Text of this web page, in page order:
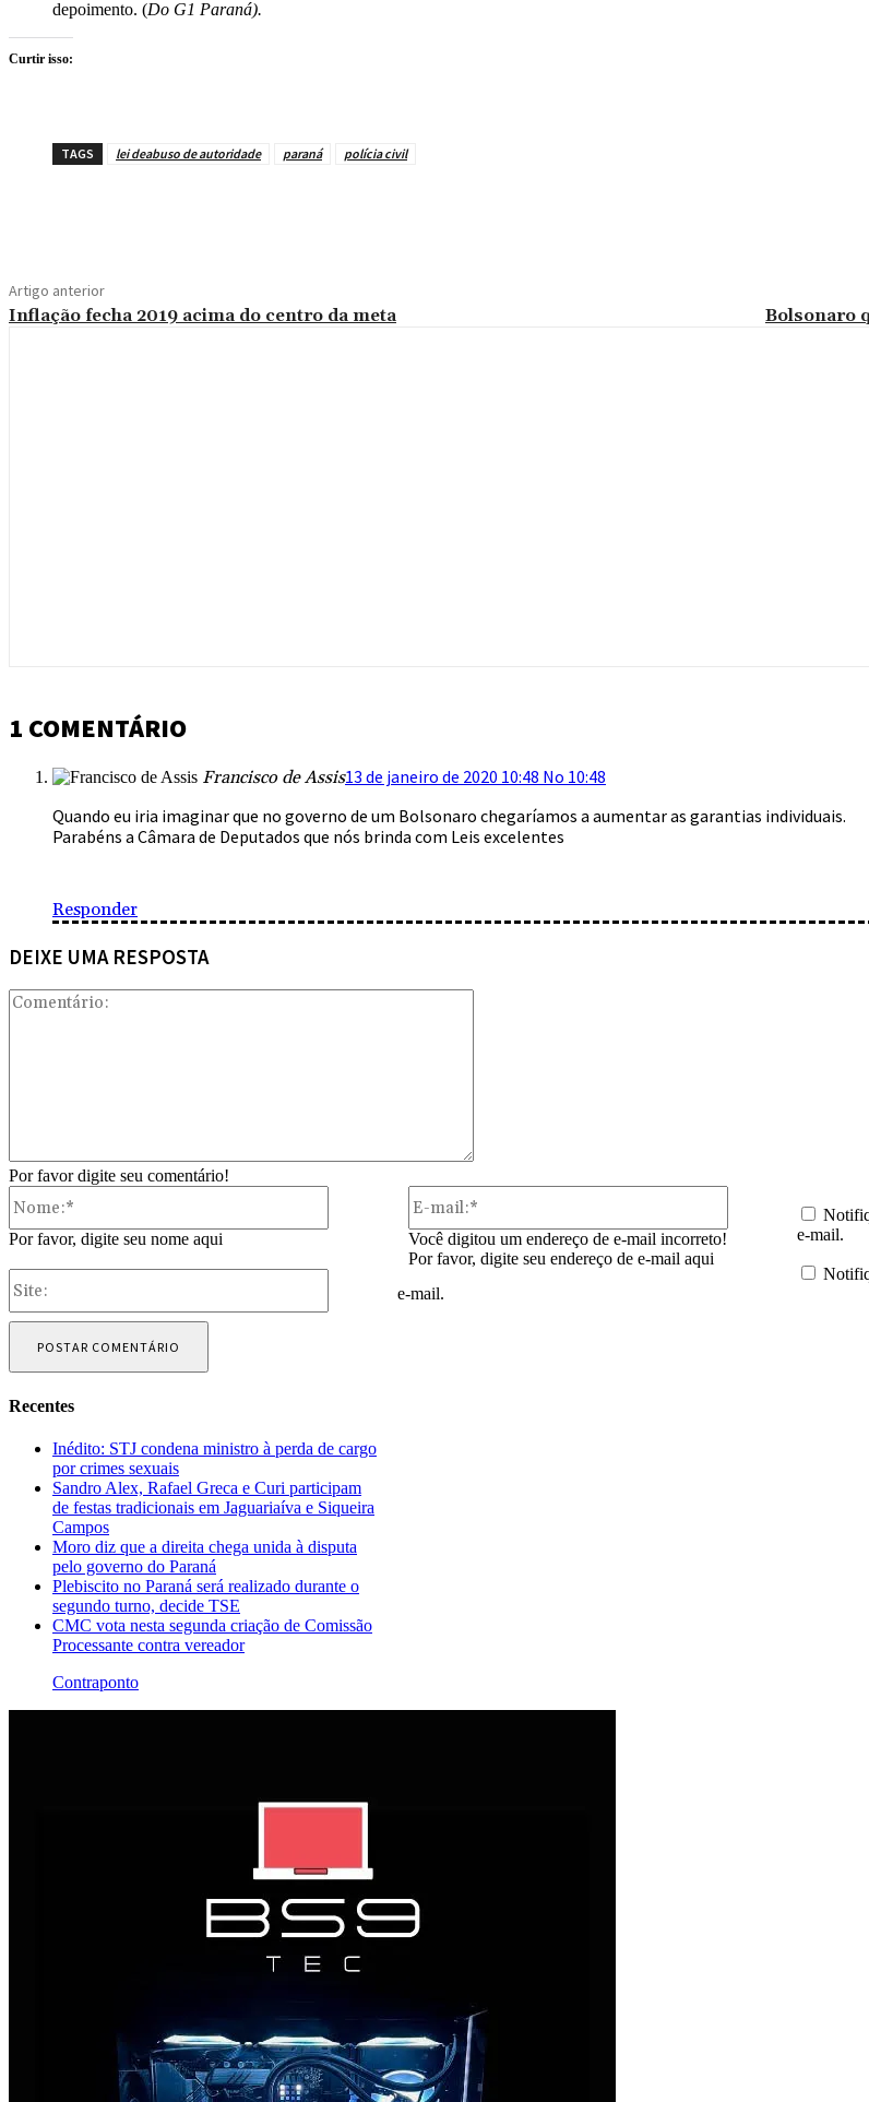
depoimento. (Do G1 Paraná).
Curtir isso:
TAGS lei deabuso de autoridade paraná polícia civil
Artigo anterior
Inflação fecha 2019 acima do centro da meta Bolsonaro
1 COMENTÁRIO
Francisco de Assis13 de janeiro de 2020 10:48 No 10:48
Quando eu iria imaginar que no governo de um Bolsonaro chegaríamos a aumentar as garantias individuais.
Parabéns a Câmara de Deputados que nós brinda com Leis excelentes
Responder
DEIXE UMA RESPOSTA
Por favor digite seu comentário!
Por favor, digite seu nome aqui
Você digitou um endereço de e-mail incorreto!
Por favor, digite seu endereço de e-mail aqui
e-mail.
e-mail.
Recentes
Inédito: STJ condena ministro à perda de cargo
por crimes sexuais
Sandro Alex, Rafael Greca e Curi participam
de festas tradicionais em Jaguariaíva e Siqueira
Campos
Moro diz que a direita chega unida à disputa
pelo governo do Paraná
Plebiscito no Paraná será realizado durante o
segundo turno, decide TSE
CMC vota nesta segunda criação de Comissão
Processante contra vereador
Contraponto